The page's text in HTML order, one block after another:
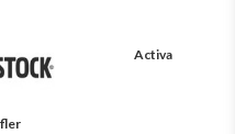
Activa